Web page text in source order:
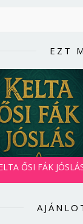
EZT
ŐSI FÁK